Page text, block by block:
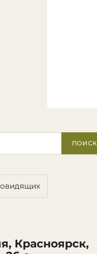
ПОИСК
Красноярск,